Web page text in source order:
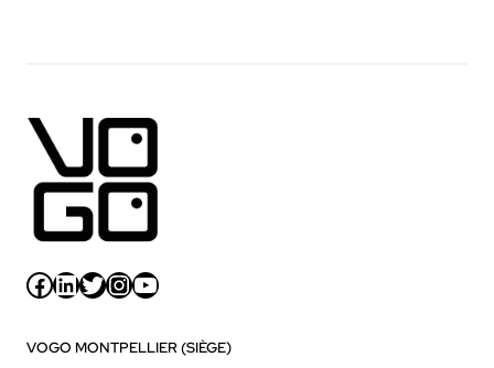
Facebook LinkedIn Twitter InstagramYouTube
VOGO MONTPELLIER (SIÈGE)